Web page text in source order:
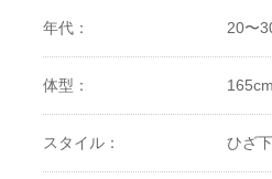
年代： 20〜
体型：
スタイル： ひざ